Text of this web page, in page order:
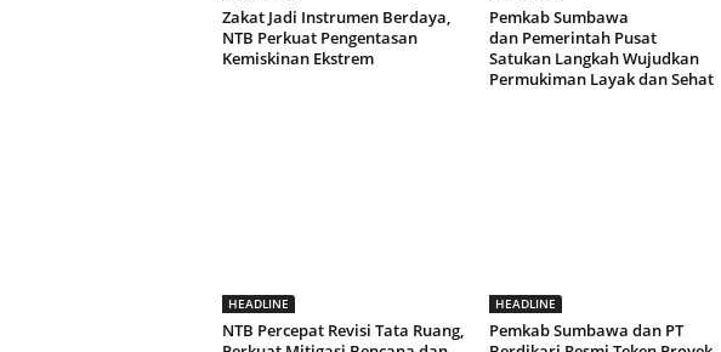
Zakat Jadi Instrumen Berdaya,
NTB Perkuat Pengentasan
Kemiskinan Ekstrem
Pemkab Sumbawa
dan Pemerintah Pusat
Satukan Langkah Wujudkan
Permukiman Layak dan Sehat
HEADLINE
NTB Percepat Revisi Tata Ruang,
HEADLINE
Pemkab Sumbawa dan PT